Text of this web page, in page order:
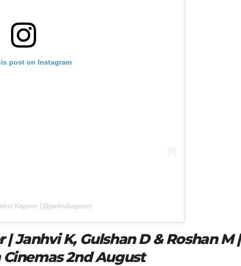
post on Instagram
Kapoor (@janhvikapoor)
| Janhvi K, Gulshan D & Roshan M |
Cinemas 2nd August